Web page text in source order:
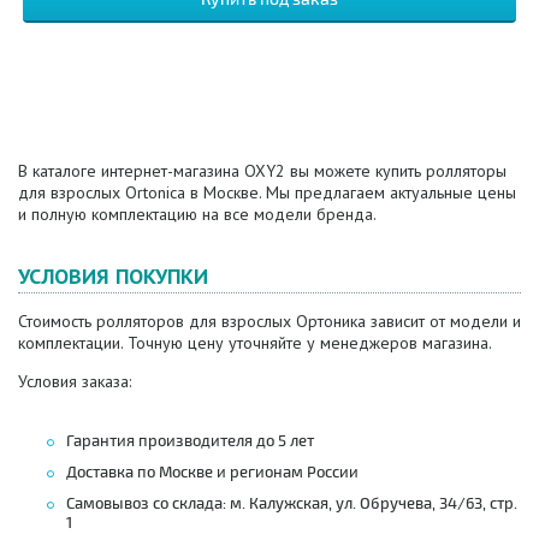
В каталоге интернет-магазина OXY2 вы можете купить ролляторы
для взрослых Ortonica в Москве. Мы предлагаем актуальные цены
и полную комплектацию на все модели бренда.
УСЛОВИЯ ПОКУПКИ
Стоимость ролляторов для взрослых Ортоника зависит от модели и
комплектации. Точную цену уточняйте у менеджеров магазина.
Условия заказа:
Гарантия производителя до 5 лет
Доставка по Москве и регионам России
Самовывоз со склада: м. Калужская, ул. Обручева, 34/63, стр.
1